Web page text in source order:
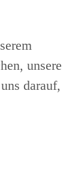
unsere
darauf,